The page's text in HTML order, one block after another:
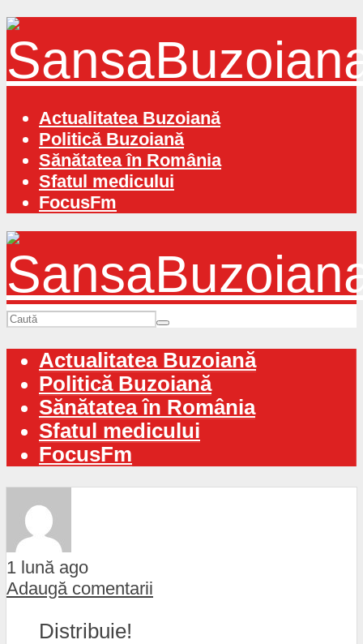
Actualitatea Buzoiană
Politică Buzoiană
Sănătatea în România
Sfatul medicului
FocusFm
Actualitatea Buzoiană
Politică Buzoiană
Sănătatea în România
Sfatul medicului
FocusFm
1 lună ago
Adaugă comentarii
Distribuie!